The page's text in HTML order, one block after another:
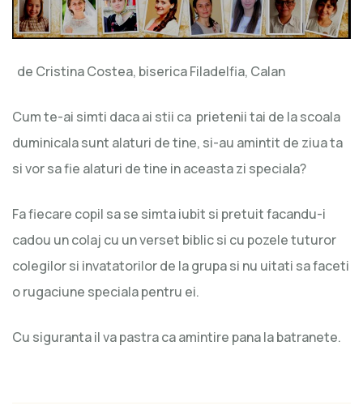
de Cristina Costea, biserica Filadelfia, Calan
Cum te-ai simti daca ai stii ca prietenii tai de la scoala
duminicala sunt alaturi de tine, si-au amintit de ziua ta
si vor sa fie alaturi de tine in aceasta zi speciala?
Fa fiecare copil sa se simta iubit si pretuit facandu-i
cadou un colaj cu un verset biblic si cu pozele tuturor
colegilor si invatatorilor de la grupa si nu uitati sa faceti
o rugaciune speciala pentru ei.
Cu siguranta il va pastra ca amintire pana la batranete.